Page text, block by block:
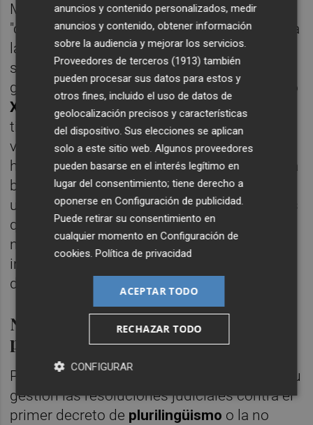
Marzà se ha mostrado satisfecho de
"comenzar a tener una educación que rompa
las desigualdades y que cohesione la
sociedad", lo que ha calificado de "paso de
gigante". Aquí ha recordado iniciativas como
Xarxa Llibres-con el que las familias "ya no
tienen que pagar un peaje ni pasar
vergüenza si no pueden comprar los libros",
ha recalcado-; 40.000 beneficiaros más de la
beca de comedor o la bajada de tasas
universitarias. En el capítulo de temas en los
que hay que trabajar más, ha señalado la
necesidad de "continuar en el camino de la
innovación docente, de aquello que pasa
dentro del aula".
No ve "fracaso" en el
plurilingüismo
Preguntado por si considera "fracasos" de su
gestión las resoluciones judiciales contra el
primer decreto de plurilingüismo o la no
anuncios y contenido personalizados, medir
anuncios y contenido, obtener información
sobre la audiencia y mejorar los servicios.
Proveedores de terceros (1913) también
pueden procesar sus datos para estos y
otros fines, incluido el uso de datos de
geolocalización precisos y características
del dispositivo. Sus elecciones se aplican
solo a este sitio web. Algunos proveedores
pueden basarse en el interés legítimo en
lugar del consentimiento; tiene derecho a
oponerse enConfiguración de publicidad.
Puede retirar su consentimiento en
cualquier momento enConfiguración de
cookies.Política de privacidad
ACEPTAR TODO
RECHAZAR TODO
CONFIGURAR